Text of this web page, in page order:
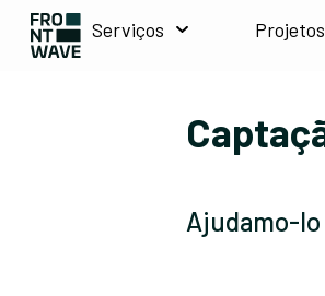
Serviços
Ajudamo-